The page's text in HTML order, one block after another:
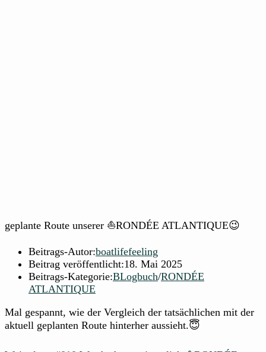
geplante Route unserer ⛵RONDÉE ATLANTIQUE😉
Beitrags-Autor:boatlifefeeling
Beitrag veröffentlicht:18. Mai 2025
Beitrags-Kategorie:BLogbuch/RONDÉE
ATLANTIQUE
Mal gespannt, wie der Vergleich der tatsächlichen mit der
aktuell geplanten Route hinterher aussieht.😇